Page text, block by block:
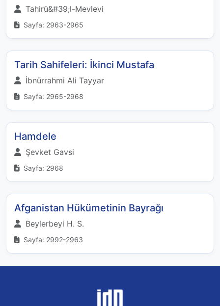
Tahirü&#39;l-Mevlevi
Sayfa: 2963-2965
Tarih Sahifeleri: İkinci Mustafa
İbnürrahmi Ali Tayyar
Sayfa: 2965-2968
Hamdele
Şevket Gavsi
Sayfa: 2968
Afganistan Hükümetinin Bayrağı
Beylerbeyi H. S.
Sayfa: 2992-2963